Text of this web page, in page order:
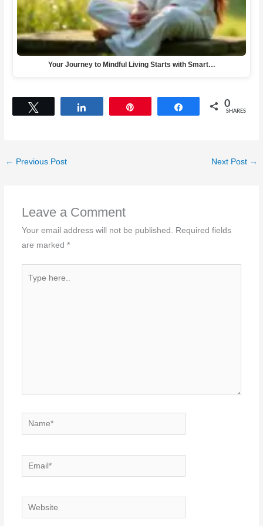
Your Journey to Mindful Living Starts with Smart…
Share 0
SHARES
← Previous Post Next Post →
Leave a Comment
Your email address will not be published.
Required fields
are marked *
Name*
Email*
Website